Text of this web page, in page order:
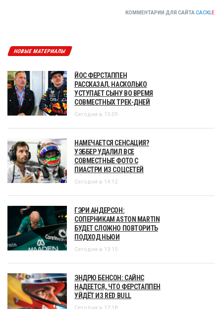
КОММЕНТАРИИ ДЛЯ САЙТАCACKLE
НОВЫЕ МАТЕРИАЛЫ
ЙОС ФЕРСТАППЕН
РАССКАЗАЛ, НАСКОЛЬКО
УСТУПАЕТ СЫНУ ВО ВРЕМЯ
СОВМЕСТНЫХ ТРЕК-ДНЕЙ
Сегодня в 15:09
НАМЕЧАЕТСЯ СЕНСАЦИЯ?
УЭББЕР УДАЛИЛ ВСЕ
СОВМЕСТНЫЕ ФОТО С
ПИАСТРИ ИЗ СОЦСЕТЕЙ
Сегодня в 14:12
ГЭРИ АНДЕРСОН:
СОПЕРНИКАМ ASTON MARTIN
БУДЕТ СЛОЖНО ПОВТОРИТЬ
ПОДХОД НЬЮИ
Сегодня в 13:15
ЭНДРЮ БЕНСОН: САЙНС
НАДЕЕТСЯ, ЧТО ФЕРСТАППЕН
УЙДЁТ ИЗ RED BULL